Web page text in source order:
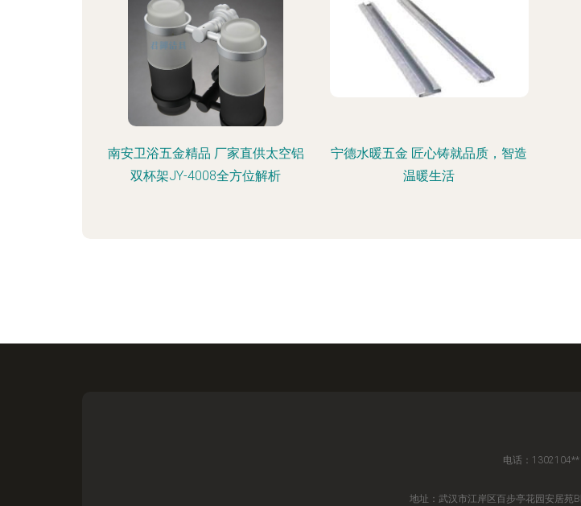
南安卫浴五金精品 厂家直供太空铝
双杯架JY-4008全方位解析
宁德水暖五金 匠心铸就品质，智造
温暖生活
电话：1302104**
地址：武汉市江岸区百步亭花园安居苑